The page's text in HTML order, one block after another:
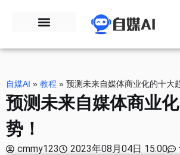
自媒AI » 教程 » 预测未来自媒体商业化的十大
预测未来自媒体商业
势！
cmmy123 2023年08月04日 15:00